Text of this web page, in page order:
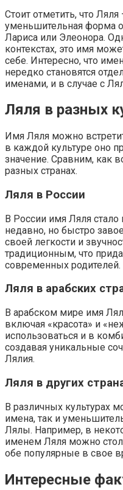
Стоит отметить, что
уменьшительная форма
Лариса или Элеонора.
контекстах, это имя
себе. Интересно, что
нередко становятся
именами, и в случае с
Ляля в разных
Имя Ляля можно
в каждой культуре оно
значение. Сравним, как
разных странах.
Ляля в России
В России имя Ляля
недавно, но быстро
своей легкости и
традиционным, что
современных родителей.
Ляля в арабских
В арабском мире имя
включая «красота» и
использоваться и в
создавая уникальные
Лялия.
Ляля в других
В различных культурах
имена, так и
Лялы. Например, в
именем Ляля можно
обе популярные в свое
Интересные